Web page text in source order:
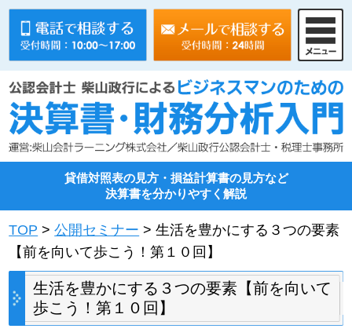
貸借対照表の見方・損益計算書の見方など
決算書を分かりやすく解説
TOP >公開セミナー > 生活を豊かにする３つの要素
【前を向いて歩こう！第１０回】
生活を豊かにする３つの要素【前を向いて
歩こう！第１０回】